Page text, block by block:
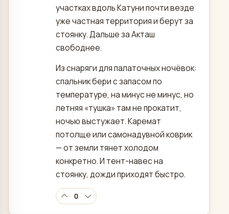
участках вдоль Катуни почти везде
уже частная территория и берут за
стоянку. Дальше за Акташ
свободнее.
Из снаряги для палаточных ночёвок:
спальник бери с запасом по
температуре, на минус не минус, но
летняя «тушка» там не прокатит,
ночью выстужает. Каремат
потолще или самонадувной коврик
— от земли тянет холодом
конкретно. И тент-навес на
стоянку, дожди приходят быстро.
0